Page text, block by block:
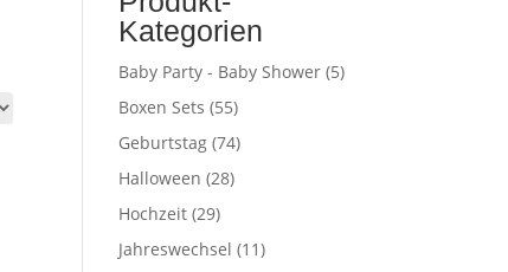
Kategorien
Baby Party - Baby Shower (5)
Boxen Sets (55)
Geburtstag (74)
Halloween (28)
Hochzeit (29)
Jahreswechsel (11)